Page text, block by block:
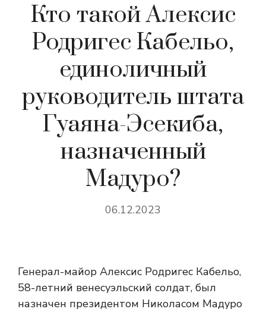
Кто такой Алексис
Родригес Кабельо,
единоличный
руководитель штата
Гуаяна-Эсекиба,
назначенный
Мадуро?
06.12.2023
Генерал-майор Алексис Родригес Кабельо,
58-летний венесуэльский солдат, был
назначен президентом Николасом Мадуро